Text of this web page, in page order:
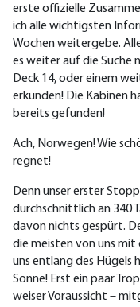
erste offizielle
ich alle wichtigsten
Wochen weitergebe.
es weiter auf die Suche
Deck 14, oder einem
erkunden! Die Kabinen
bereits gefunden!
Ach, Norwegen! Wie
regnet!
Denn unser erster
durchschnittlich an 340
davon nichts gespürt.
die meisten von uns mit
uns entlang des Hügels
Sonne! Erst ein paar
weiser Voraussicht –